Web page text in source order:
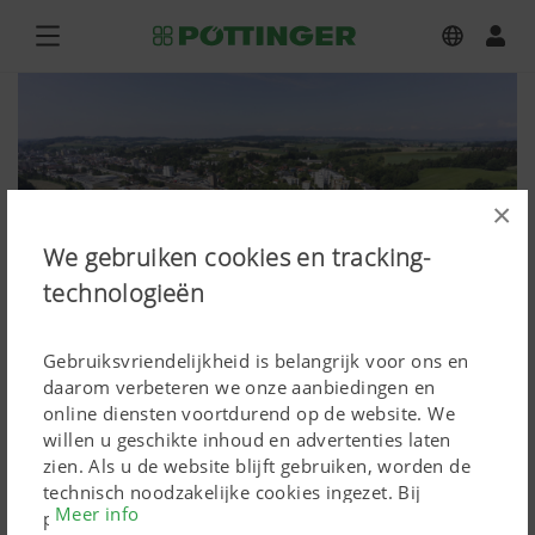
×
We gebruiken cookies en tracking-
technologieën
Gebruiksvriendelijkheid is belangrijk voor ons en
daarom verbeteren we onze aanbiedingen en
online diensten voortdurend op de website. We
willen u geschikte inhoud en advertenties laten
zien. Als u de website blijft gebruiken, worden de
technisch noodzakelijke cookies ingezet. Bij
persoonsgebonden Google Marketing-producten
Meer info
Download foto's hoge resolutie
Houdt er alstublieft rekening mee, dat tabellen, video's